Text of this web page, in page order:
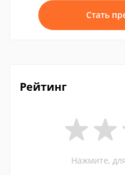
Стать
Рейтинг
Нажмите,